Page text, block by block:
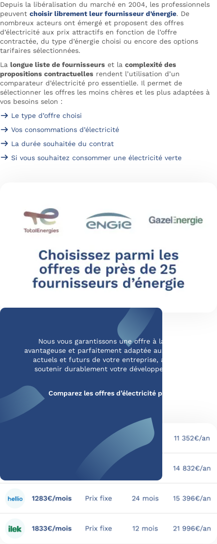
Depuis la libéralisation du marché en 2004, les professionnels
peuvent choisir librement leur fournisseur d’énergie. De
nombreux acteurs ont émergé et proposent des offres
d’électricité aux prix attractifs en fonction de l’offre
contractée, du type d’énergie choisi ou encore des options
tarifaires sélectionnées.
La longue liste de fournisseurs et la complexité des
propositions contractuelles rendent l’utilisation d’un
comparateur d’électricité pro essentielle. Il permet de
sélectionner les offres les moins chères et les plus adaptées à
vos besoins selon :
Le type d’offre choisi
Vos consommations d’électricité
La durée souhaitée du contrat
Si vous souhaitez consommer une électricité verte
Nous vous garantissons une offre à la fois
avantageuse et parfaitement adaptée aux besoins
actuels et futurs de votre entreprise, afin de
soutenir durablement votre développement.
Comparez les offres d’électricité pro